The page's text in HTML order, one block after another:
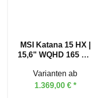
MSI Katana 15 HX |
15,6" WQHD 165 Hz|
14650HX | GeForce
RTX™ 5070
Varianten ab
1.369,00 € *